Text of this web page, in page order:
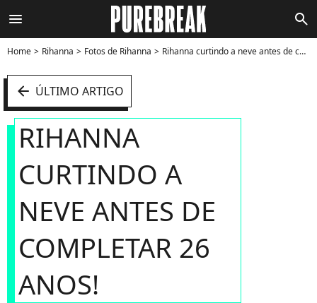
menu search
Home Rihanna Fotos de Rihanna Rihanna curtindo a neve antes de completar 26 anos! - Foto
arrow_left ÚLTIMO ARTIGO
RIHANNA
CURTINDO A
NEVE ANTES DE
COMPLETAR 26
ANOS!